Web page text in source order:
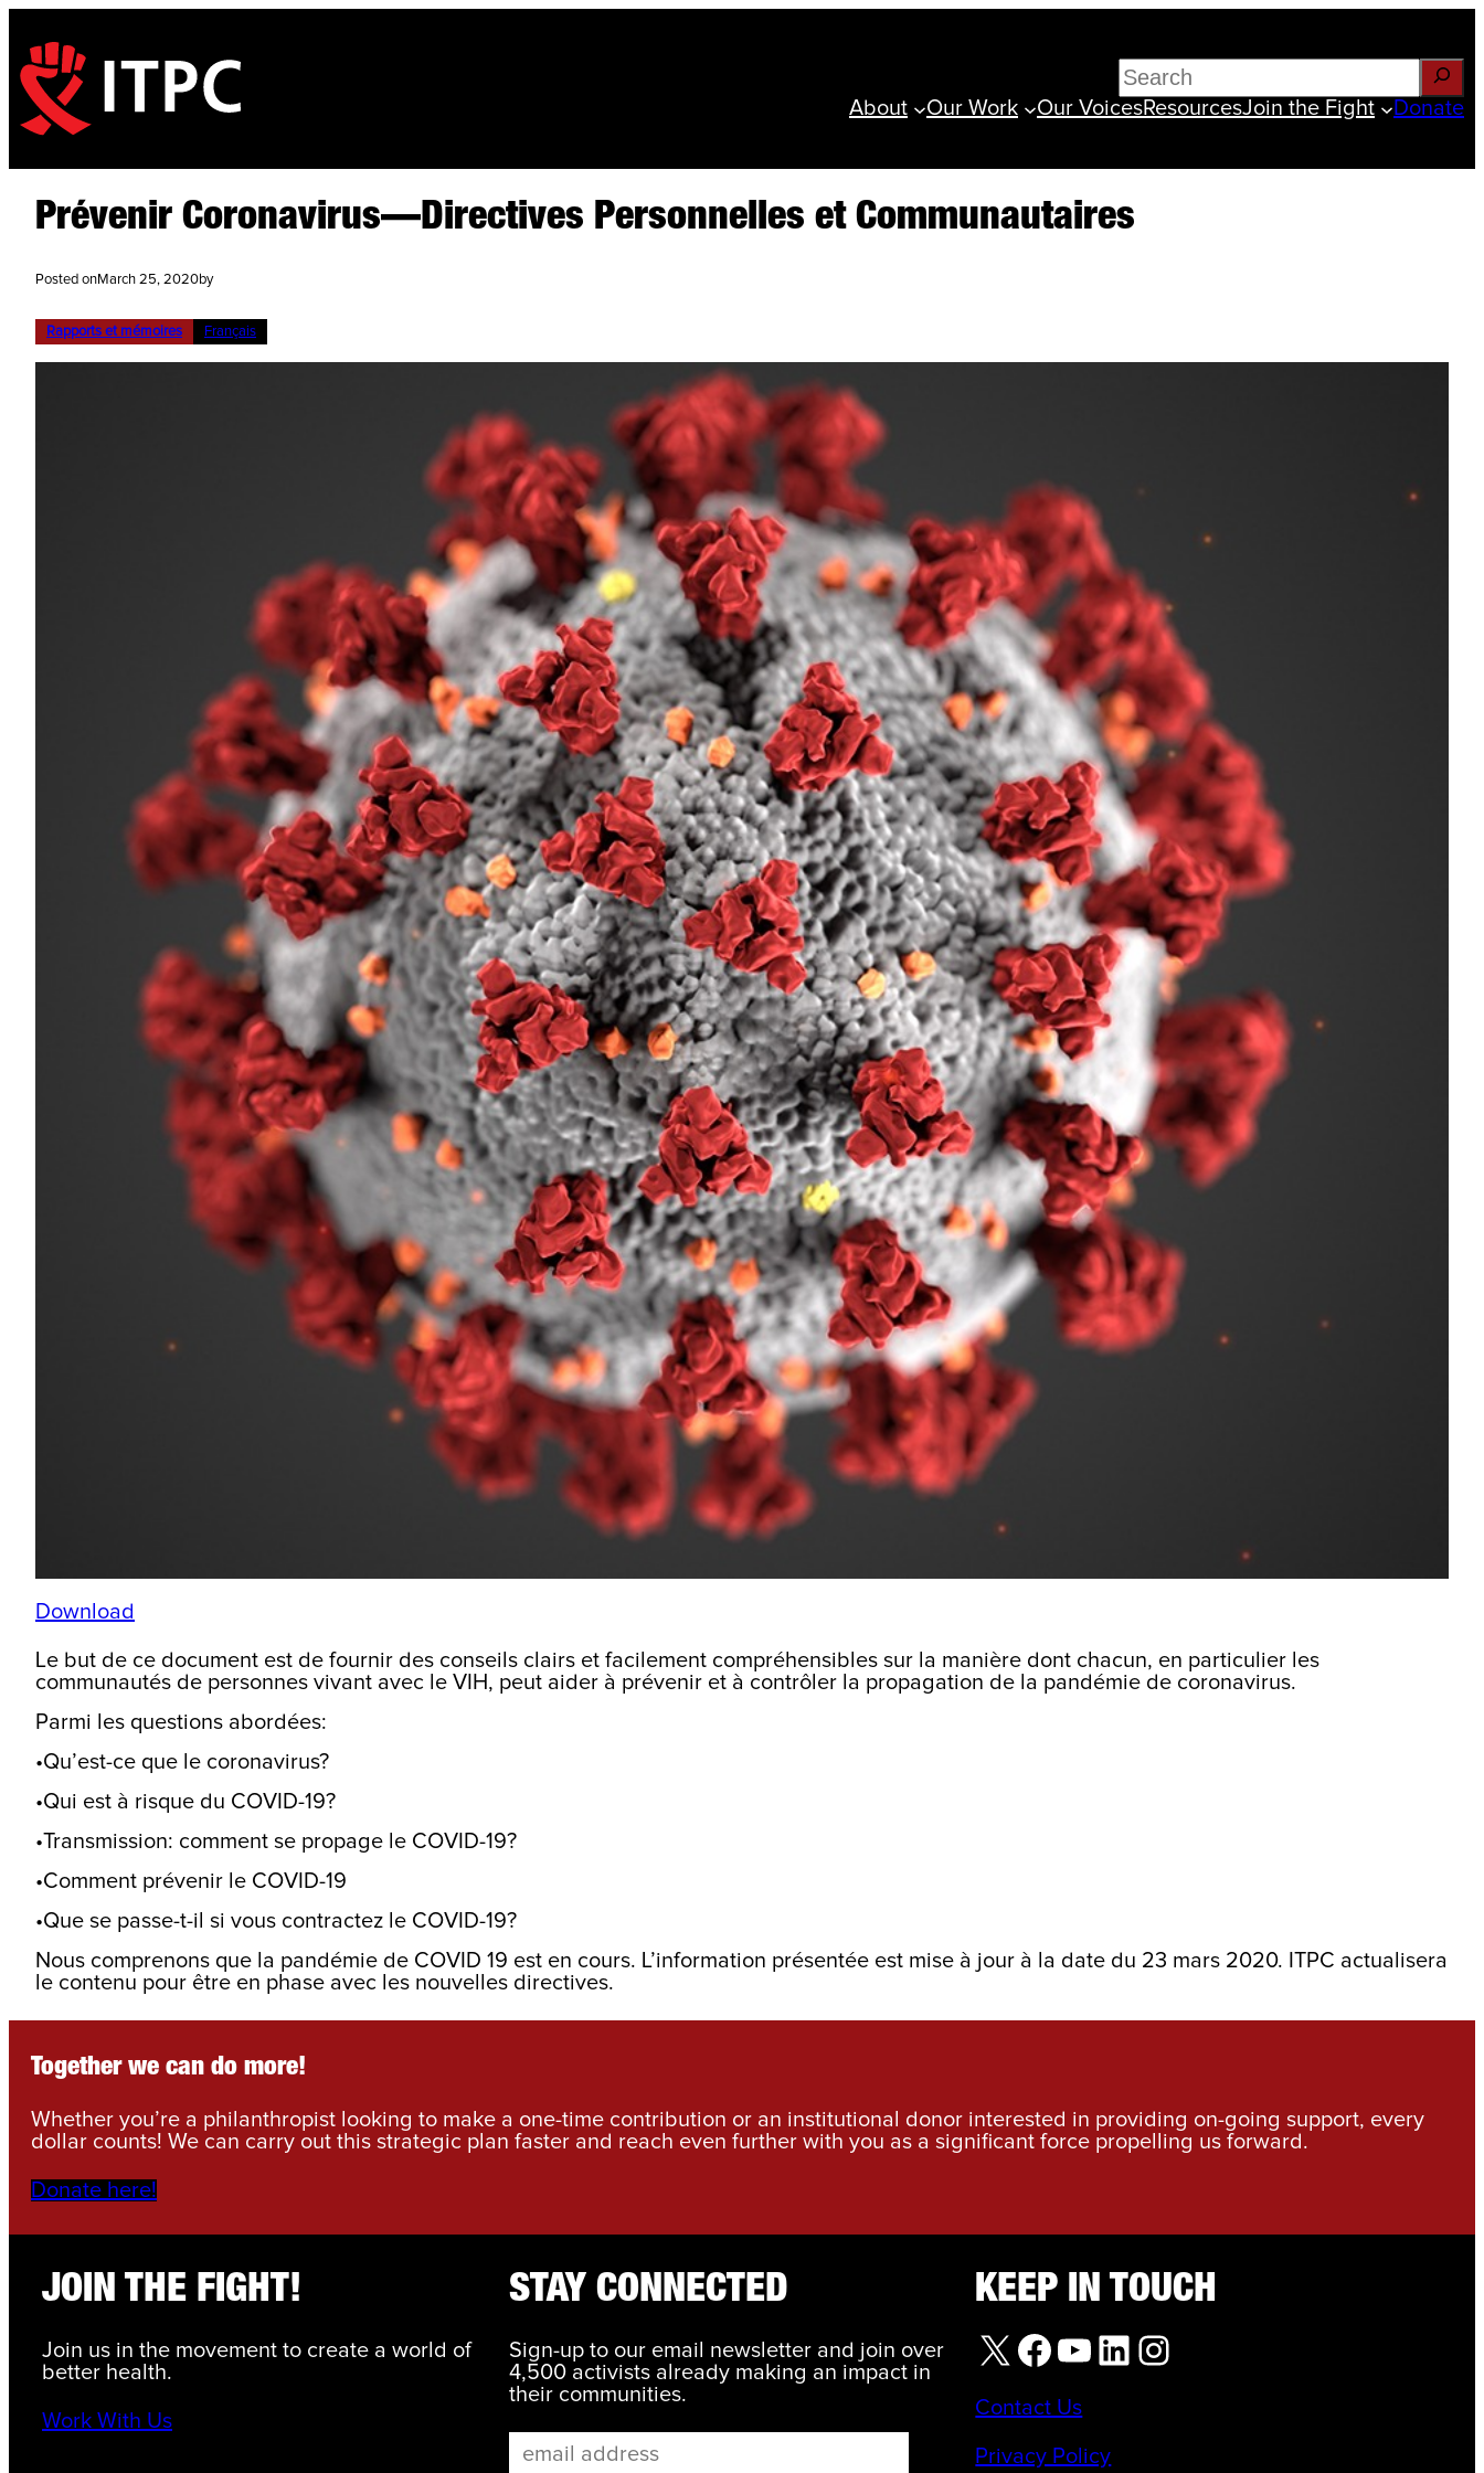
Search
About
Our Work Our VoicesResourcesJoin the Fight Donate
Prévenir Coronavirus—Directives Personnelles et Communautaires
Posted onMarch 25, 2020by
Rapports et mémoires Français
Download
Le but de ce document est de fournir des conseils clairs et facilement compréhensibles sur la manière dont chacun, en particulier les
communautés de personnes vivant avec le VIH, peut aider à prévenir et à contrôler la propagation de la pandémie de coronavirus.
Parmi les questions abordées:
•Qu’est-ce que le coronavirus?
•Qui est à risque du COVID-19?
•Transmission: comment se propage le COVID-19?
•Comment prévenir le COVID-19
•Que se passe-t-il si vous contractez le COVID-19?
Nous comprenons que la pandémie de COVID 19 est en cours. L’information présentée est mise à jour à la date du 23 mars 2020. ITPC actualisera
le contenu pour être en phase avec les nouvelles directives.
Together we can do more!
Whether you’re a philanthropist looking to make a one-time contribution or an institutional donor interested in providing on-going support, every
dollar counts! We can carry out this strategic plan faster and reach even further with you as a significant force propelling us forward.
Donate here!
JOIN THE FIGHT!
Join us in the movement to create a world of
better health.
Work With Us
STAY CONNECTED
Sign-up to our email newsletter and join over
4,500 activists already making an impact in
their communities.
KEEP IN TOUCH
X Facebook YouTube LinkedIn Instagram
Contact Us
Privacy Policy